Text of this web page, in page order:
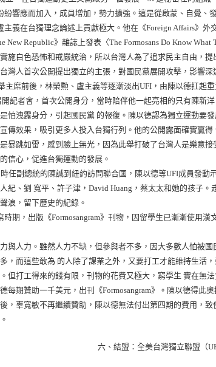
紛響應而加入，成員增加，勢力擴強。這是從啟蒙、自覺、
在台獨理念論述上貢獻極大。他在《Foreign Affairs》外交
New Republic》雜誌上發表〈The Formosans Do Know
施白色恐怖和戒嚴統治，所以台灣人為了追求民主自由，
灣人首次公開提出獨立的主張，對國民黨展開攻擊，影響深
席前後，林榮勲、盧主義等逐漸淡出UFI，由陳以德扛起重
記者會，首次公開身分，當時陪伴他一起亮相的只有陳新
怕洩露身分，引起國民黨 的報復。陳以德認為獨立運動要
傳效果，吸引更多人投入台獨行列。他的公開露面確實贏
暴跳如雷，感到臉上無光，因為此舉打破了台灣人是樂意
信心，促進台獨運動的發展。
副總統的陳誠到紐約訪問聯合國，陳以德等UFI成員發動
紀、劉 寬平、許子津，David Huang，蔡太太和她的孩子
浪，留下歷史的紀錄。
時期，出版《Formosangram》刊物，因留學生已漸漸使用
人力。雖然人力不缺，但參與者不多，因大多數人怕被國
，而這些敢為 的人除了課業之外，又要打工才能維持生活
但打工得來的錢有限，刊物的花費又極大，窮學生 實在無
每期贊助一千美元，出刊《Formosangram》。陳以德得此
，辜寬敏不再繼續贊助，陳以德無法付出第四期的費用，
六、結盟：全美台灣獨立聯盟（